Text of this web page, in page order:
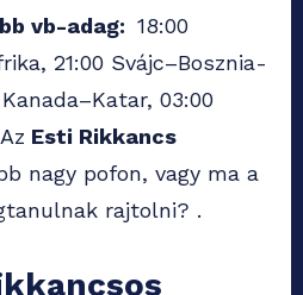
vb-adag: 18:00
21:00 Svájc–Bosznia-
03:00
Esti Rikkancs
nagy pofon, vagy ma a
rajtolni? .